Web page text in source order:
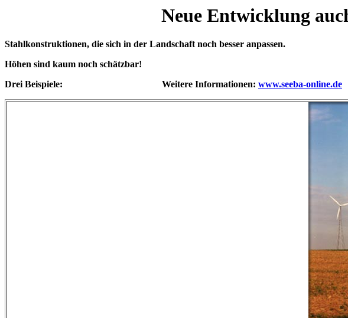
Neue Entwicklung
Stahlkonstruktionen, die sich in der Landschaft noch besser anpassen.
Höhen sind kaum noch schätzbar!
Drei Beispiele: Weitere Informationen: www.seeba-online.de